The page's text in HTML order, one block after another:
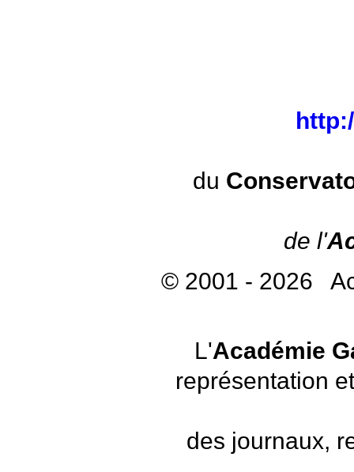
du
de l'
© 2001 - 2026
L'Académie
représentation
des journaux,